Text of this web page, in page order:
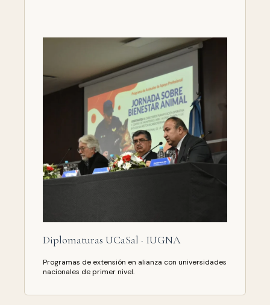
Diplomaturas UCaSal · IUGNA
Programas de extensión en alianza con universidades
nacionales de primer nivel.